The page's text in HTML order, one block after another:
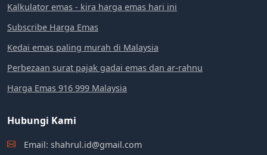
Kalkulator emas - kira harga emas hari ini
Subscribe Harga Emas
Kedai emas paling murah di Malaysia
Perbezaan surat pajak gadai emas dan ar-rahnu
Harga Emas 916 999 Malaysia
Hubungi Kami
Email: shahrul.id@gmail.com